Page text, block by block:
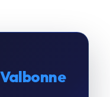
Valbonne